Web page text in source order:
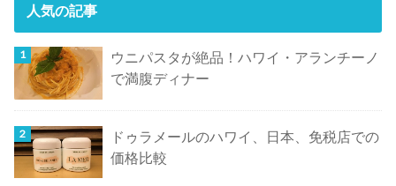
人気の記事
ウニパスタが絶品！ハワイ・アランチーノ
で満腹ディナー
ドゥラメールのハワイ、日本、免税店での
価格比較